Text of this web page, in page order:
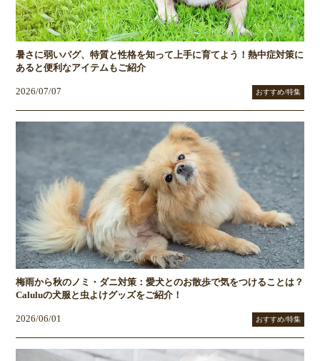
暑さに弱いパグ、特質と性格を知って上手に育てよう！熱中症対策に
あると便利なアイテムもご紹介
2026/07/07 おすすめ/特集
梅雨から秋のノミ・ダニ対策：愛犬とのお散歩で気をつけることは？
Caluluの犬服と虫よけグッズをご紹介！
2026/06/01 おすすめ/特集